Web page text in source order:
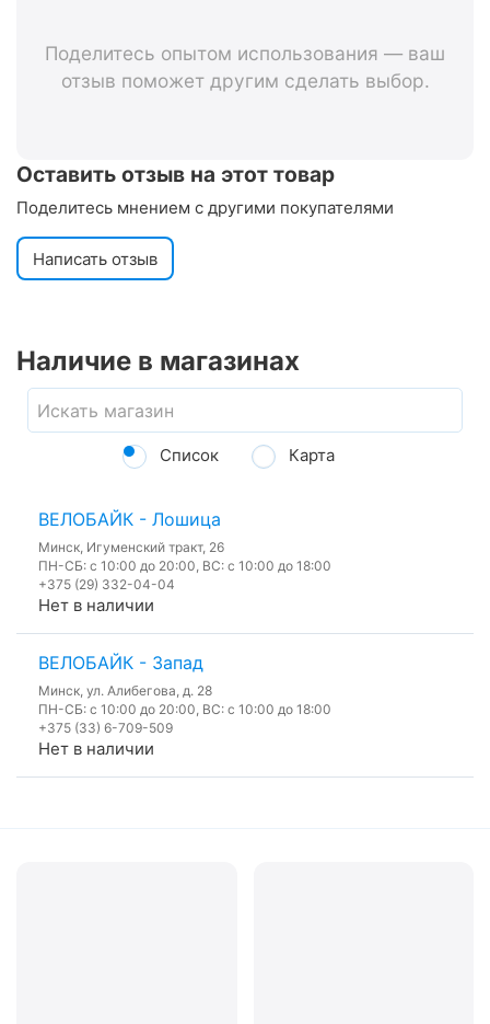
Поделитесь опытом использования — ваш
отзыв поможет другим сделать выбор.
Оставить отзыв на этот товар
Поделитесь мнением с другими покупателями
Написать отзыв
Наличие в магазинах
Список Карта
ВЕЛОБАЙК - Лошица
Минск, Игуменский тракт, 26
ПН-СБ: с 10:00 до 20:00, ВС: с 10:00 до 18:00
+375 (29) 332-04-04
Нет в наличии
ВЕЛОБАЙК - Запад
Минск, ул. Алибегова, д. 28
ПН-СБ: с 10:00 до 20:00, ВС: с 10:00 до 18:00
+375 (33) 6-709-509
Нет в наличии